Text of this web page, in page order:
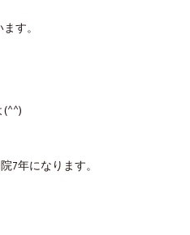
す。
7年になります。